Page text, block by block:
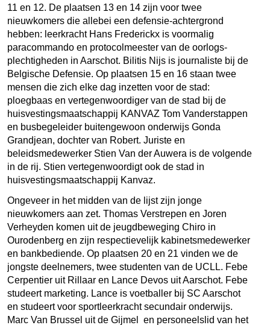
11 en 12. De plaatsen 13 en 14 zijn voor twee
nieuwkomers die allebei een defensie-achtergrond
hebben: leerkracht Hans Frederickx is voormalig
paracommando en protocolmeester van de oorlogs-
plechtigheden in Aarschot. Bilitis Nijs is journaliste bij de
Belgische Defensie. Op plaatsen 15 en 16 staan twee
mensen die zich elke dag inzetten voor de stad:
ploegbaas en vertegenwoordiger van de stad bij de
huisvestingsmaatschappij KANVAZ Tom Vanderstappen
en busbegeleider buitengewoon onderwijs Gonda
Grandjean, dochter van Robert. Juriste en
beleidsmedewerker Stien Van der Auwera is de volgende
in de rij. Stien vertegenwoordigt ook de stad in
huisvestingsmaatschappij Kanvaz.
Ongeveer in het midden van de lijst zijn jonge
nieuwkomers aan zet. Thomas Verstrepen en Joren
Verheyden komen uit de jeugdbeweging Chiro in
Ourodenberg en zijn respectievelijk kabinetsmedewerker
en bankbediende. Op plaatsen 20 en 21 vinden we de
jongste deelnemers, twee studenten van de UCLL. Febe
Cerpentier uit Rillaar en Lance Devos uit Aarschot. Febe
studeert marketing. Lance is voetballer bij SC Aarschot
en studeert voor sportleerkracht secundair onderwijs.
Marc Van Brussel uit de Gijmel en personeelslid van het